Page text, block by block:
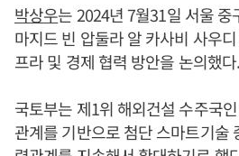
박상우는 2024년 7월31일 서울
마지드 빈 압둘라 알 카사비 사우
프라 및 경제 협력 방안을 논의했다.
국토부는 제1위 해외건설 수주국
관계를 기반으로 첨단 스마트기술